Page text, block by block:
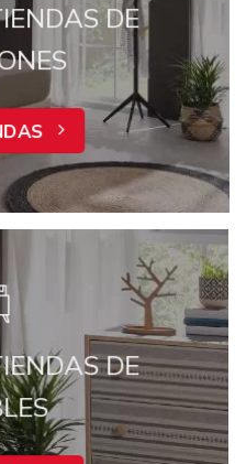
DE
DE